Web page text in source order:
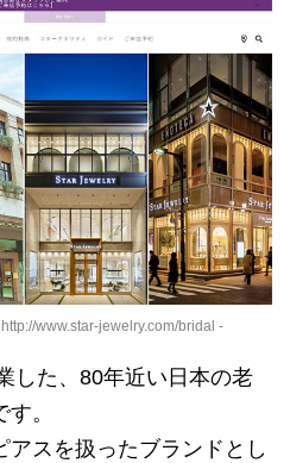
www.star-jewelry.com/bridal -
した、80年近い日本の老
。
アスを扱ったブランドとし